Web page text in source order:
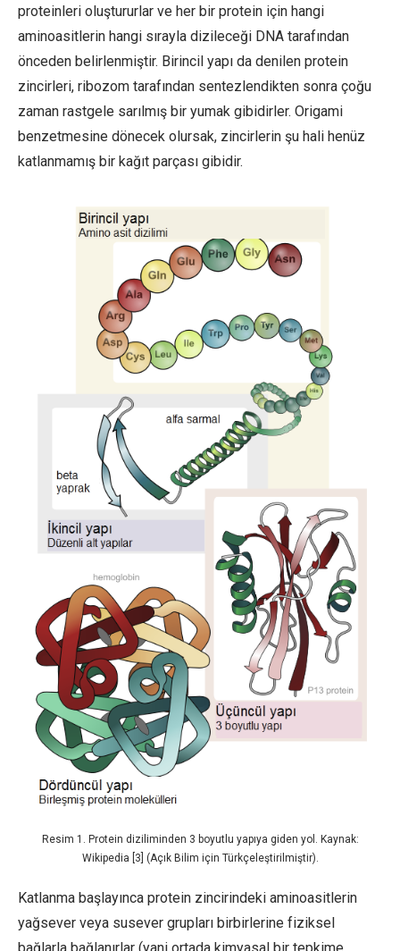
proteinleri oluştururlar ve her bir protein için hangi
aminoasitlerin hangi sırayla dizileceği DNA tarafından
önceden belirlenmiştir. Birincil yapı da denilen protein
zincirleri, ribozom tarafından sentezlendikten sonra çoğu
zaman rastgele sarılmış bir yumak gibidirler. Origami
benzetmesine dönecek olursak, zincirlerin şu hali henüz
katlanmamış bir kağıt parçası gibidir.
Resim 1. Protein diziliminden 3 boyutlu yapıya giden yol. Kaynak:
Wikipedia [3] (Açık Bilim için Türkçeleştirilmiştir).
Katlanma başlayınca protein zincirindeki aminoasitlerin
yağsever veya susever grupları birbirlerine fiziksel